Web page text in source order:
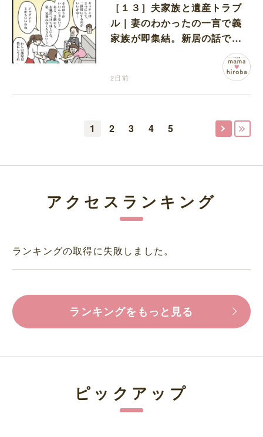
［１３］夫家族と遺産トラブ
ル｜妻のわかったの一言で義
家族が即集結。新居の話で盛
り上がる義家族を置いて実家
2日前
1 2 3 4 5
アクセスランキング
ランキングの取得に失敗しました。
ランキングをもっと見る
ピックアップ